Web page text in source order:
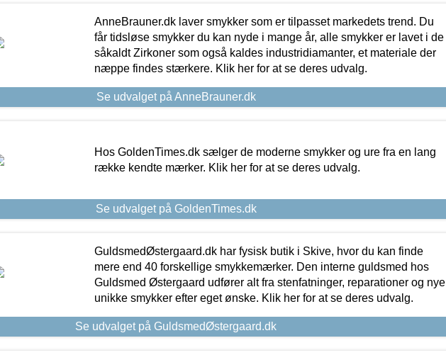
AnneBrauner.dk laver smykker som er tilpasset markedets trend. Du
får tidsløse smykker du kan nyde i mange år, alle smykker er lavet i de
såkaldt Zirkoner som også kaldes industridiamanter, et materiale der
næppe findes stærkere. Klik her for at se deres udvalg.
Se udvalget på AnneBrauner.dk
Hos GoldenTimes.dk sælger de moderne smykker og ure fra en lang
række kendte mærker. Klik her for at se deres udvalg.
Se udvalget på GoldenTimes.dk
GuldsmedØstergaard.dk har fysisk butik i Skive, hvor du kan finde
mere end 40 forskellige smykkemærker. Den interne guldsmed hos
Guldsmed Østergaard udfører alt fra stenfatninger, reparationer og nye
unikke smykker efter eget ønske. Klik her for at se deres udvalg.
Se udvalget på GuldsmedØstergaard.dk